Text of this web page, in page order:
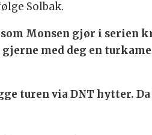
Solbak.
Monsen gjør i
med deg en
turen via DNT hytter.